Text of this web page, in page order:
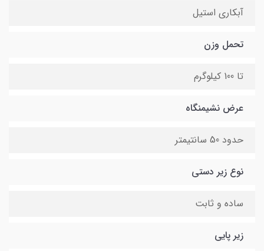
آبکاری استیل
تحمل وزن
تا 100 کیلوگرم
عرض نشیمنگاه
حدود 50 سانتیمتر
نوع زیر دستی
ساده و ثابت
زیر پایی